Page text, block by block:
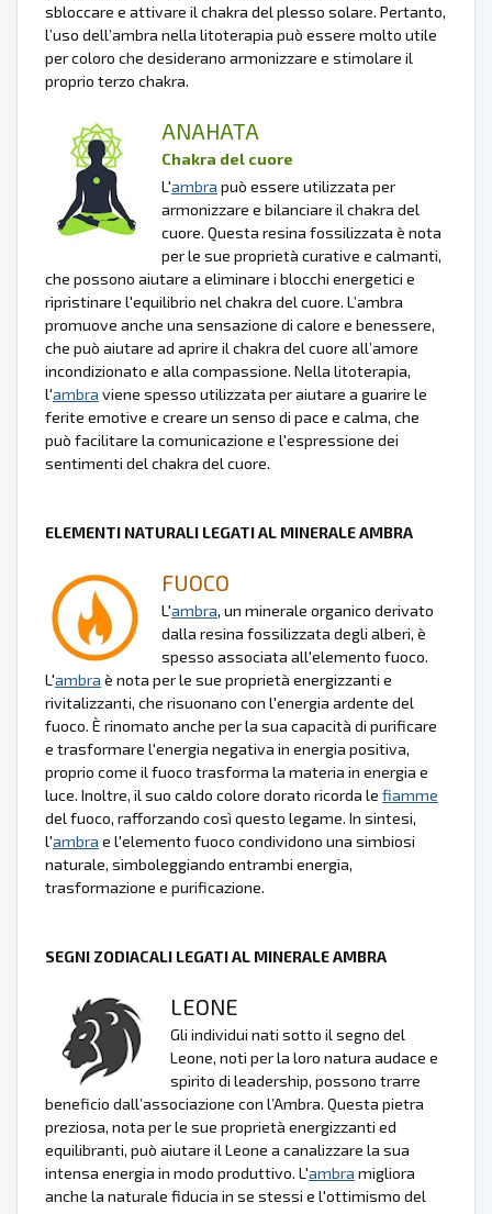
sbloccare e attivare il chakra del plesso solare. Pertanto,
l’uso dell’ambra nella litoterapia può essere molto utile
per coloro che desiderano armonizzare e stimolare il
proprio terzo chakra.
ANAHATA
Chakra del cuore
L'ambra può essere utilizzata per
armonizzare e bilanciare il chakra del
cuore. Questa resina fossilizzata è nota
per le sue proprietà curative e calmanti,
che possono aiutare a eliminare i blocchi energetici e
ripristinare l'equilibrio nel chakra del cuore. L’ambra
promuove anche una sensazione di calore e benessere,
che può aiutare ad aprire il chakra del cuore all’amore
incondizionato e alla compassione. Nella litoterapia,
l'ambra viene spesso utilizzata per aiutare a guarire le
ferite emotive e creare un senso di pace e calma, che
può facilitare la comunicazione e l'espressione dei
sentimenti del chakra del cuore.
ELEMENTI NATURALI LEGATI AL MINERALE AMBRA
FUOCO
L'ambra, un minerale organico derivato
dalla resina fossilizzata degli alberi, è
spesso associata all'elemento fuoco.
L'ambra è nota per le sue proprietà energizzanti e
rivitalizzanti, che risuonano con l'energia ardente del
fuoco. È rinomato anche per la sua capacità di purificare
e trasformare l'energia negativa in energia positiva,
proprio come il fuoco trasforma la materia in energia e
luce. Inoltre, il suo caldo colore dorato ricorda le fiamme
del fuoco, rafforzando così questo legame. In sintesi,
l'ambra e l'elemento fuoco condividono una simbiosi
naturale, simboleggiando entrambi energia,
trasformazione e purificazione.
SEGNI ZODIACALI LEGATI AL MINERALE AMBRA
LEONE
Gli individui nati sotto il segno del
Leone, noti per la loro natura audace e
spirito di leadership, possono trarre
beneficio dall’associazione con l’Ambra. Questa pietra
preziosa, nota per le sue proprietà energizzanti ed
equilibranti, può aiutare il Leone a canalizzare la sua
intensa energia in modo produttivo. L'ambra migliora
anche la naturale fiducia in se stessi e l'ottimismo del